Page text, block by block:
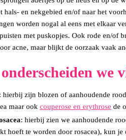
hals- en nekgebied en/of naar het
worden nogal al eens met elkaar
met puskopjes. Ook rode en/of
acne, maar blijkt de oorzaak vaak
we
: hierbij zijn blozen of aanhoudende
maar ook couperose en erythrose de
: hierbij zien we aanhoudende
hoeft te worden door rosacea), kun je